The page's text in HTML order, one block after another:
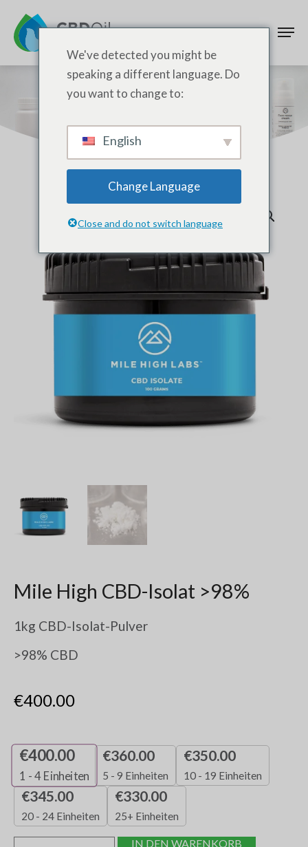
Mile High CBD-Isolat >98%
1kg CBD-Isolat-Pulver
>98% CBD
€400.00
€400.00
1 - 4Einheiten
€360.00
5 - 9 Einheiten
€350.00
10 - 19 Einheiten
€345.00
20 - 24 Einheiten
€330.00
25+ Einheiten
IN DEN WARENKORB
We've detected you might be
speaking a different language. Do
you want to change to:
English
Change Language
Close and do not switch language